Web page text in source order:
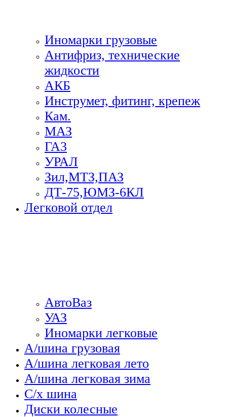
Иномарки грузовые
Антифриз, технические
жидкости
АКБ
Инструмет, фитинг, крепеж
Кам.
МАЗ
ГА3
УРАЛ
Зил,МТЗ,ПАЗ
ДТ-75,ЮМЗ-6КЛ
Легковой отдел
АвтоВаз
УАЗ
Иномарки легковые
А/шина грузовая
А/шина легковая лето
А/шина легковая зима
С/х шина
Диски колесные